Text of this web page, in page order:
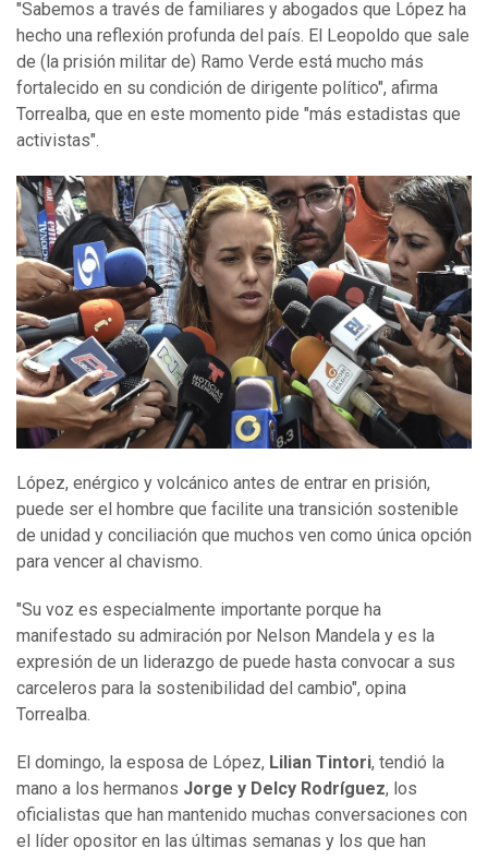
"Sabemos a través de familiares y abogados que López ha
hecho una reflexión profunda del país. El Leopoldo que sale
de (la prisión militar de) Ramo Verde está mucho más
fortalecido en su condición de dirigente político", afirma
Torrealba, que en este momento pide "más estadistas que
activistas".
López, enérgico y volcánico antes de entrar en prisión,
puede ser el hombre que facilite una transición sostenible
de unidad y conciliación que muchos ven como única opción
para vencer al chavismo.
"Su voz es especialmente importante porque ha
manifestado su admiración por Nelson Mandela y es la
expresión de un liderazgo de puede hasta convocar a sus
carceleros para la sostenibilidad del cambio", opina
Torrealba.
El domingo, la esposa de López, Lilian Tintori, tendió la
mano a los hermanos Jorge y Delcy Rodríguez, los
oficialistas que han mantenido muchas conversaciones con
el líder opositor en las últimas semanas y los que han